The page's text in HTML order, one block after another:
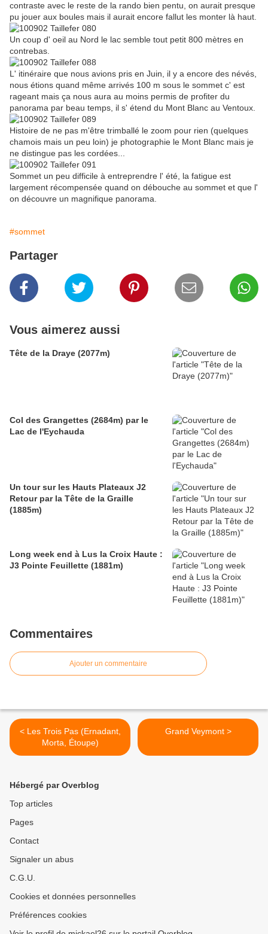
contraste avec le reste de la rando bien pentu, on aurait presque
pu jouer aux boules mais il aurait encore fallut les monter là haut.
Un coup d' oeil au Nord le lac semble tout petit 800 mètres en
contrebas.
L' itinéraire que nous avions pris en Juin, il y a encore des névés,
nous étions quand même arrivés 100 m sous le sommet c' est
rageant mais ça nous aura au moins permis de profiter du
panorama par beau temps, il s' étend du Mont Blanc au Ventoux.
Histoire de ne pas m'être trimballé le zoom pour rien (quelques
chamois mais un peu loin) je photographie le Mont Blanc mais je
ne distingue pas les cordées...
Sommet un peu difficile à entreprendre l' été, la fatigue est
largement récompensée quand on débouche au sommet et que l'
on découvre un magnifique panorama.
#sommet
Partager
Vous aimerez aussi
Tête de la Draye (2077m)
Col des Grangettes (2684m) par le
Lac de l'Eychauda
Un tour sur les Hauts Plateaux J2
Retour par la Tête de la Graille
(1885m)
Long week end à Lus la Croix Haute :
J3 Pointe Feuillette (1881m)
Commentaires
Ajouter un commentaire
< Les Trois Pas (Ernadant,
Morta, Étoupe)
Grand Veymont >
Hébergé par Overblog
Top articles
Pages
Contact
Signaler un abus
C.G.U.
Cookies et données personnelles
Préférences cookies